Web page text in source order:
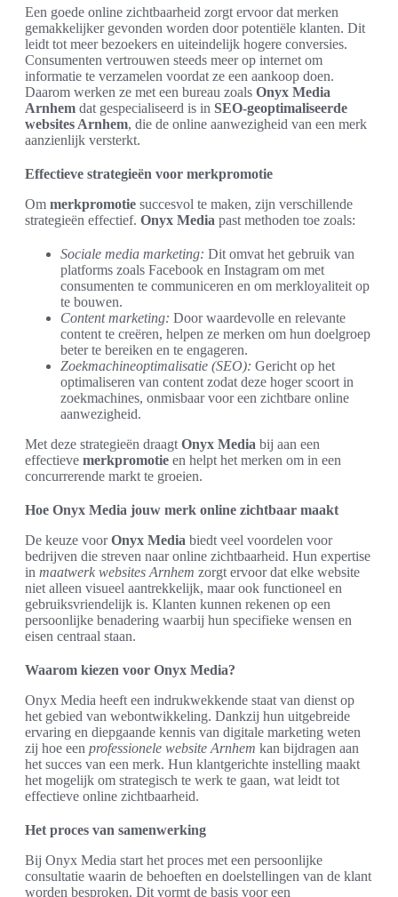
Een goede online zichtbaarheid zorgt ervoor dat merken
gemakkelijker gevonden worden door potentiële klanten. Dit
leidt tot meer bezoekers en uiteindelijk hogere conversies.
Consumenten vertrouwen steeds meer op internet om
informatie te verzamelen voordat ze een aankoop doen.
Daarom werken ze met een bureau zoals Onyx Media
Arnhem dat gespecialiseerd is in SEO-geoptimaliseerde
websites Arnhem, die de online aanwezigheid van een merk
aanzienlijk versterkt.
Effectieve strategieën voor merkpromotie
Om merkpromotie succesvol te maken, zijn verschillende
strategieën effectief. Onyx Media past methoden toe zoals:
Sociale media marketing: Dit omvat het gebruik van
platforms zoals Facebook en Instagram om met
consumenten te communiceren en om merkloyaliteit op
te bouwen.
Content marketing: Door waardevolle en relevante
content te creëren, helpen ze merken om hun doelgroep
beter te bereiken en te engageren.
Zoekmachineoptimalisatie (SEO): Gericht op het
optimaliseren van content zodat deze hoger scoort in
zoekmachines, onmisbaar voor een zichtbare online
aanwezigheid.
Met deze strategieën draagt Onyx Media bij aan een
effectieve merkpromotie en helpt het merken om in een
concurrerende markt te groeien.
Hoe Onyx Media jouw merk online zichtbaar maakt
De keuze voorOnyx Media biedt veel voordelen voor
bedrijven die streven naar online zichtbaarheid. Hun expertise
in maatwerk websites Arnhem zorgt ervoor dat elke website
niet alleen visueel aantrekkelijk, maar ook functioneel en
gebruiksvriendelijk is. Klanten kunnen rekenen op een
persoonlijke benadering waarbij hun specifieke wensen en
eisen centraal staan.
Waarom kiezen voor Onyx Media?
Onyx Media heeft een indrukwekkende staat van dienst op
het gebied van webontwikkeling. Dankzij hun uitgebreide
ervaring en diepgaande kennis van digitale marketing weten
zij hoe een professionele website Arnhem kan bijdragen aan
het succes van een merk. Hun klantgerichte instelling maakt
het mogelijk om strategisch te werk te gaan, wat leidt tot
effectieve online zichtbaarheid.
Het proces van samenwerking
Bij Onyx Media start het proces met een persoonlijke
consultatie waarin de behoeften en doelstellingen van de klant
worden besproken. Dit vormt de basis voor een